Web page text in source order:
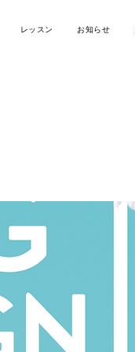
レッスン お知らせ